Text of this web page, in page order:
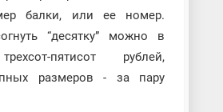
балки, или ее номер.
“десятку” можно в
пятисот рублей,
размеров - за пару